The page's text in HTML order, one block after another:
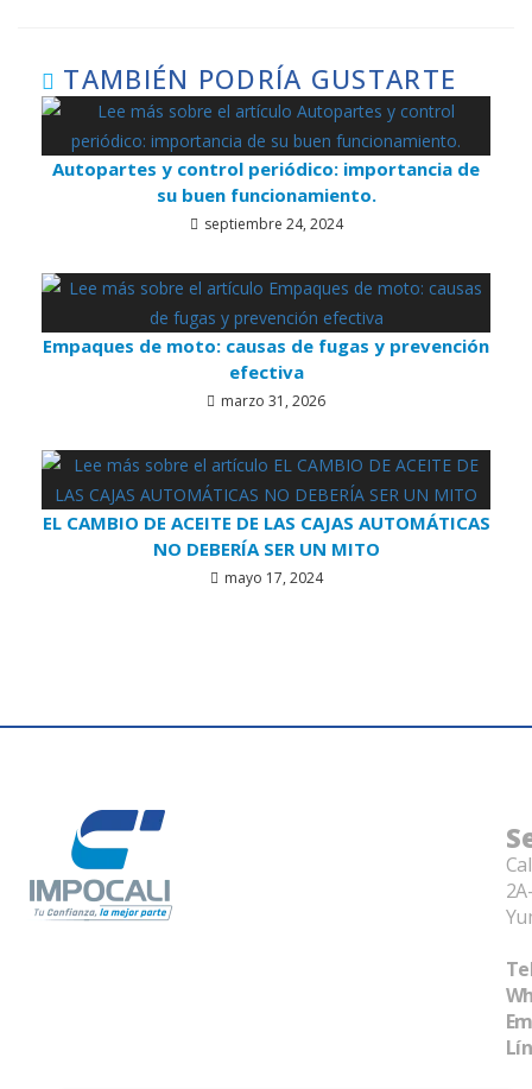
TAMBIÉN PODRÍA GUSTARTE
Autopartes y control periódico: importancia de
su buen funcionamiento.
septiembre 24, 2024
Empaques de moto: causas de fugas y prevención
efectiva
marzo 31, 2026
EL CAMBIO DE ACEITE DE LAS CAJAS AUTOMÁTICAS
NO DEBERÍA SER UN MITO
mayo 17, 2024